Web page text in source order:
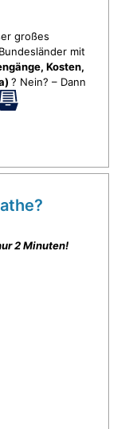
großes
mit
Kosten,
? Nein? – Dann
2 Minuten!